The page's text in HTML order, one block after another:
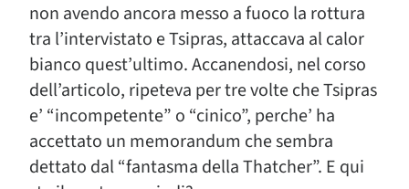
non avendo ancora messo a fuoco la rottura
tra l’intervistato e Tsipras, attaccava al calor
bianco quest’ultimo. Accanendosi, nel corso
dell’articolo, ripeteva per tre volte che Tsipras
e’ “incompetente” o “cinico”, perche’ ha
accettato un memorandum che sembra
dettato dal “fantasma della Thatcher”. E qui